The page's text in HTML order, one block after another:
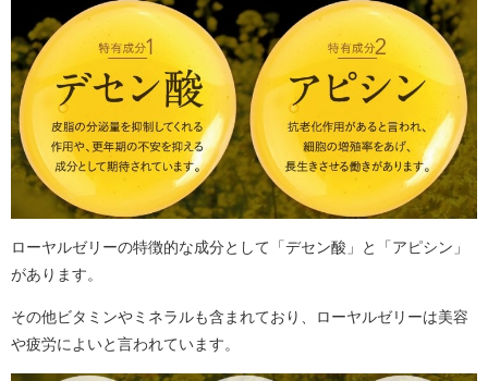
ローヤルゼリーの特徴的な成分として「デセン酸」と「アピシン」
があります。
その他ビタミンやミネラルも含まれており、ローヤルゼリーは美容
や疲労によいと言われています。